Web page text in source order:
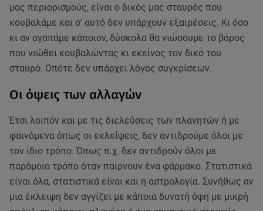
μας περιορισμούς, είναι ο δικός μας σταυρός που
κουβαλάμε και σ’ αυτό δεν υπάρχουν εξαιρέσεις. Κι όσο
κι αν αγαπάμε κάποιον, δύσκολα θα νιώσουμε το βάρος
που νιώθει κουβαλώντας κι εκείνος τον δικό του
σταυρό. Οπότε δεν υπάρχει λόγος συγκρίσεων.
Οι όψεις των αλλαγών
Έτσι λοιπόν και με τις διελεύσεις των πλανητών ή με
φαινόμενα όπως οι εκλείψεις, δεν αντιδρούμε όλοι με
τον ίδιο τρόπο. Όπως π.χ. δεν αντιδρούν όλοι με
παρόμοιο τρόπο όταν παίρνουν ένα φάρμακο. Στατιστικά
είναι όλα, στατιστικά είναι και η αστρολογία. Συνήθως αν
μια έκλειψη δεν αγγίζει με κάποια δυνατή όψη με μικρή